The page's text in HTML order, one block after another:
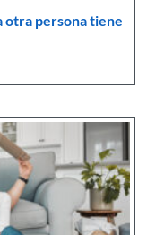
otra persona tiene